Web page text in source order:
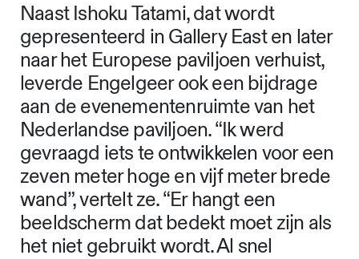
Naast Ishoku Tatami, dat wordt
gepresenteerd in Gallery East en later
naar het Europese paviljoen verhuist,
leverde Engelgeer ook een bijdrage
aan de evenementenruimte van het
Nederlandse paviljoen. “Ik werd
gevraagd iets te ontwikkelen voor een
zeven meter hoge en vijf meter brede
wand”, vertelt ze. “Er hangt een
beeldscherm dat bedekt moet zijn als
het niet gebruikt wordt. Al snel